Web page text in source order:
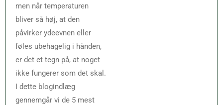
men når temperaturen
bliver så høj, at den
påvirker ydeevnen eller
føles ubehagelig i hånden,
er det et tegn på, at noget
ikke fungerer som det skal.
I dette blogindlæg
gennemgår vi de 5 mest